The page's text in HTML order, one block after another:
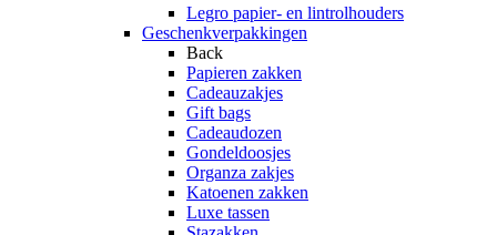
Legro papier- en lintrolhouders
Geschenkverpakkingen
Back
Papieren zakken
Cadeauzakjes
Gift bags
Cadeaudozen
Gondeldoosjes
Organza zakjes
Katoenen zakken
Luxe tassen